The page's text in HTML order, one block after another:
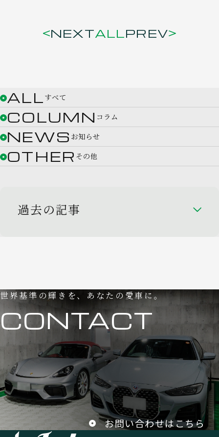
NEXTALLPREV
ALL すべて
COLUMN コラム
NEWS お知らせ
OTHER その他
過去の記事
世界基準の輝きを、あなたの愛車に。
CONTACT
お問い合わせはこちら